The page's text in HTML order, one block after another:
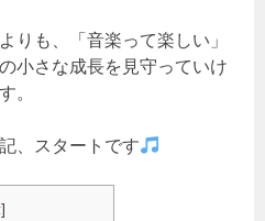
りも、「音楽って楽しい」
小さな成長を見守っていけ
。
、スタートです
]